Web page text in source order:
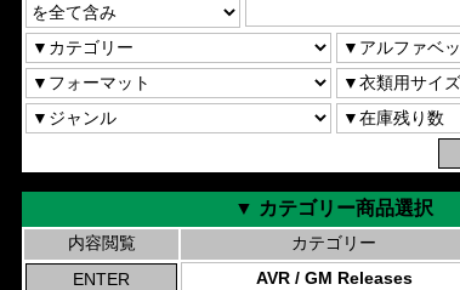
▼ カテゴリー商品選択
内容閲覧 カテゴリー
AVR / GM Releases